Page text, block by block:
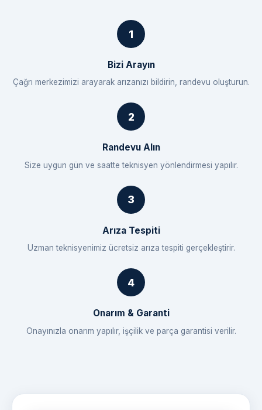
Bizi Arayın
Çağrı merkezimizi arayarak arızanızı bildirin, randevu oluşturun.
Randevu Alın
Size uygun gün ve saatte teknisyen yönlendirmesi yapılır.
Arıza Tespiti
Uzman teknisyenimiz ücretsiz arıza tespiti gerçekleştirir.
Onarım & Garanti
Onayınızla onarım yapılır, işçilik ve parça garantisi verilir.